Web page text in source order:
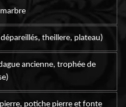
theillere, plateau)
ancienne, trophée de
potiche pierre et fonte